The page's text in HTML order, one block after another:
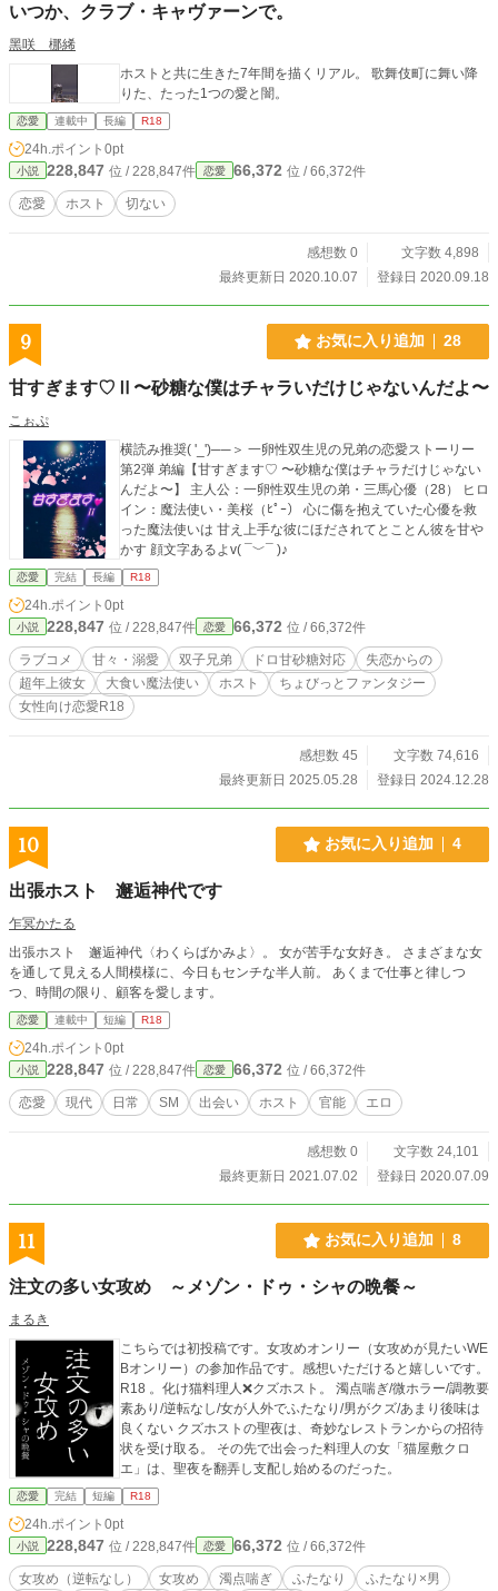
いつか、クラブ・キャヴァーンで。
黑咲 梛絺
ホストと共に生きた7年間を描くリアル。 歌舞伎町に舞い降
りた、たった1つの愛と闇。
恋愛 連載中 長編 R18
24h.ポイント 0pt
小説 228,847 位 / 228,847件 恋愛 66,372 位 / 66,372件
恋愛 ホスト 切ない
感想数 0
文字数 4,898
最終更新日 2020.10.07
登録日 2020.09.18
9 お気に入り追加 28
甘すぎます♡Ⅱ〜砂糖な僕はチャラいだけじゃないんだよ〜
こぉぷ
横読み推奨( '_')──＞ 一卵性双生児の兄弟の恋愛ストーリー
第2弾 弟編【甘すぎます♡ 〜砂糖な僕はチャラだけじゃない
んだよ〜】 主人公：一卵性双生児の弟・三馬心優（28） ヒロ
イン：魔法使い・美桜（ﾋﾟｰ） 心に傷を抱えていた心優を救
った魔法使いは 甘え上手な彼にほだされてとことん彼を甘や
かす 顔文字あるよv( ¯﹀¯ )♪
恋愛 完結 長編 R18
24h.ポイント 0pt
小説 228,847 位 / 228,847件 恋愛 66,372 位 / 66,372件
ラブコメ 甘々・溺愛 双子兄弟 ドロ甘砂糖対応
失恋からの
超年上彼女
大食い魔法使い ホスト
ちょびっとファンタジー
女性向け恋愛R18
感想数 45
文字数 74,616
最終更新日 2025.05.28
登録日 2024.12.28
10 お気に入り追加 4
出張ホスト 邂逅神代です
乍冥かたる
出張ホスト 邂逅神代〈わくらばかみよ〉。 女が苦手な女好き。 さまざまな女
を通して見える人間模様に、今日もセンチな半人前。 あくまで仕事と律しつ
つ、時間の限り、顧客を愛します。
恋愛 連載中 短編 R18
24h.ポイント 0pt
小説 228,847 位 / 228,847件 恋愛 66,372 位 / 66,372件
恋愛 現代 日常 SM 出会い ホスト 官能 エロ
感想数 0
文字数 24,101
最終更新日 2021.07.02
登録日 2020.07.09
11 お気に入り追加 8
注文の多い女攻め ～メゾン・ドゥ・シャの晩餐～
まるき
こちらでは初投稿です。女攻めオンリー（女攻めが見たいWE
Bオンリー）の参加作品です。感想いただけると嬉しいです。
R18 。化け猫料理人❌クズホスト。 濁点喘ぎ/微ホラー/調教要
素あり/逆転なし/女が人外でふたなり/男がクズ/あまり後味は
良くない クズホストの聖夜は、奇妙なレストランからの招待
状を受け取る。 その先で出会った料理人の女「猫屋敷クロ
エ」は、聖夜を翻弄し支配し始めるのだった。
恋愛 完結 短編 R18
24h.ポイント 0pt
小説 228,847 位 / 228,847件 恋愛 66,372 位 / 66,372件
女攻め（逆転なし） 女攻め 濁点喘ぎ ふたなり
ふたなり×男